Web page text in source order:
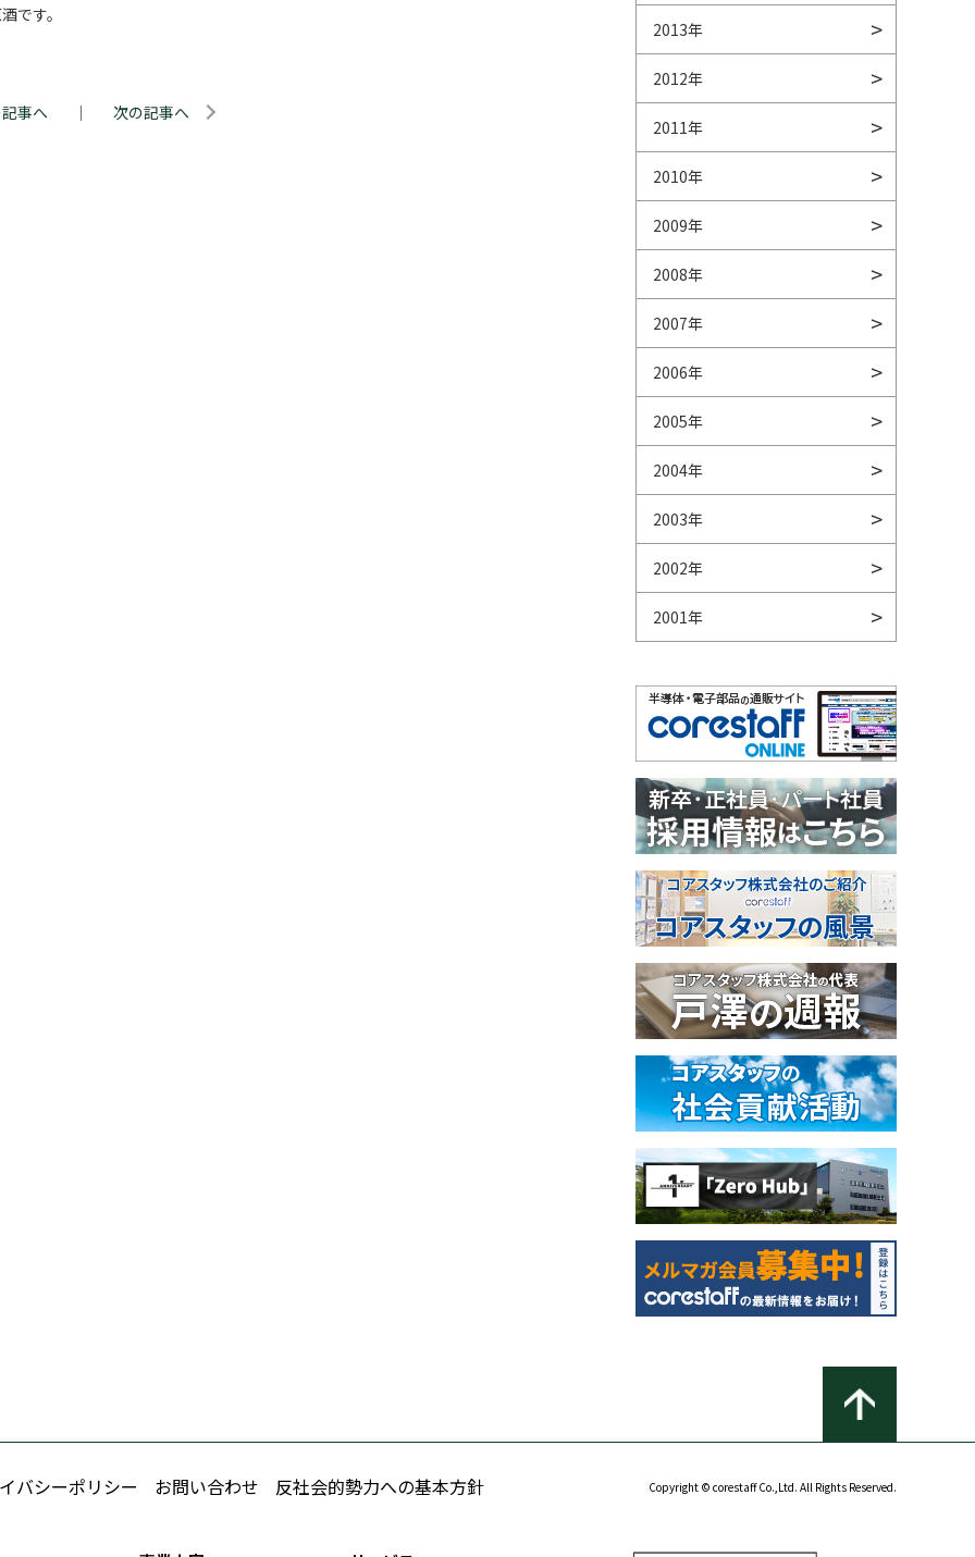
です。
事へ ｜ 次の記事へ
2013年
2012年
2011年
2010年
2009年
2008年
2007年
2006年
2005年
2004年
2003年
2002年
2001年
バシーポリシー お問い合わせ 反社会的勢力への基本方針 Copyright © corestaff Co.,Ltd. All Rights Reserved.